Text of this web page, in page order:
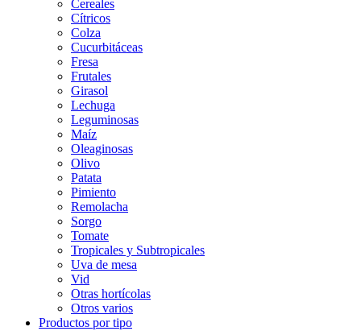
Cereales
Cítricos
Colza
Cucurbitáceas
Fresa
Frutales
Girasol
Lechuga
Leguminosas
Maíz
Oleaginosas
Olivo
Patata
Pimiento
Remolacha
Sorgo
Tomate
Tropicales y Subtropicales
Uva de mesa
Vid
Otras hortícolas
Otros varios
Productos por tipo